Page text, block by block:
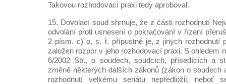
Takovou rozhodovací praxi tedy aproboval.
15. Dovolací soud shrnuje, že z části rozhodnutí
odvolání proti usnesení o pokračování v řízení
2 písm. c) o. s. ř. přípustné je, z jiných rozhodnutí
založen rozpor v jeho rozhodovací praxi. S ohledem
6/2002 Sb., o soudech, soudcích, přísedících a
změně některých dalších zákonů (zákon o
rozhodnutí velkému senátu nepředložil, neboť